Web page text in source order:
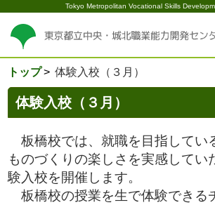
Tokyo Metropolitan Vocational Skills
トップ 体験入校（３月）
体験入校（３月）
板橋校では、就職を目指してい
ものづくりの楽しさを実感してい
験入校を開催します。
板橋校の授業を生で体験できる